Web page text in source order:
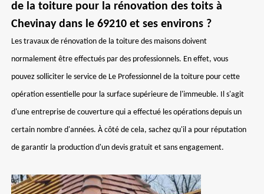
de la toiture pour la rénovation des toits à
Chevinay dans le 69210 et ses environs ?
Les travaux de rénovation de la toiture des maisons doivent
normalement être effectués par des professionnels. En effet, vous
pouvez solliciter le service de Le Professionnel de la toiture pour cette
opération essentielle pour la surface supérieure de l'immeuble. Il s'agit
d'une entreprise de couverture qui a effectué les opérations depuis un
certain nombre d'années. À côté de cela, sachez qu'il a pour réputation
de garantir la production d'un devis gratuit et sans engagement.